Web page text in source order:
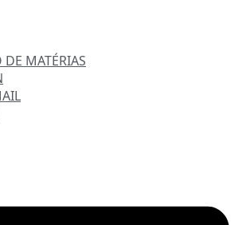
DE MATÉRIAS